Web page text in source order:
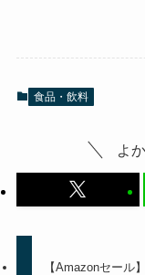
食品・飲料
よ
【Amazonセール